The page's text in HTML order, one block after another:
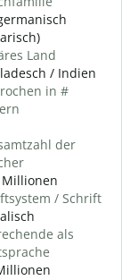
Land
/ Indien
in #
der
Millionen
/ Schrift
als